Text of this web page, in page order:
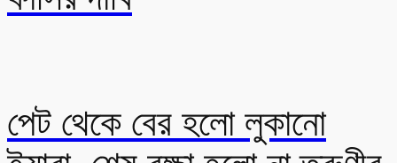
পেট থেকে বের হলো লুকানো